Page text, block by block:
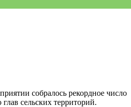
собралось рекордное число
сельских территорий.